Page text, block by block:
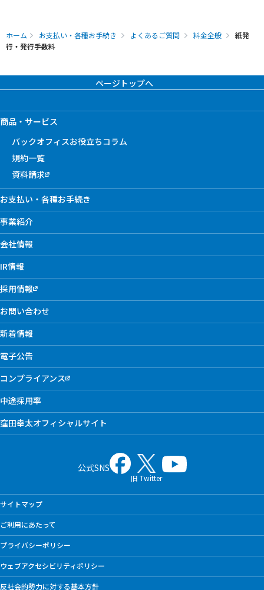
ホーム お支払い・各種お手続き よくあるご質問 料金全般
紙発
行・発行手数料
ページトップへ
商品・サービス
バックオフィスお役立ちコラム
規約一覧
資料請求
お支払い・各種お手続き
事業紹介
会社情報
IR情報
採用情報
お問い合わせ
新着情報
電子公告
コンプライアンス
中途採用率
窪田幸太オフィシャルサイト
公式SNS
旧 Twitter
サイトマップ
ご利用にあたって
プライバシーポリシー
ウェブアクセシビリティポリシー
反社会的勢力に対する基本方針